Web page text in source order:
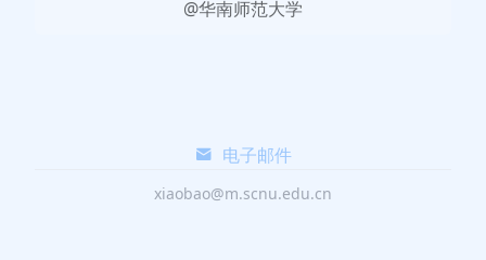
@华南师范大学
电子邮件
xiaobao@m.scnu.edu.cn